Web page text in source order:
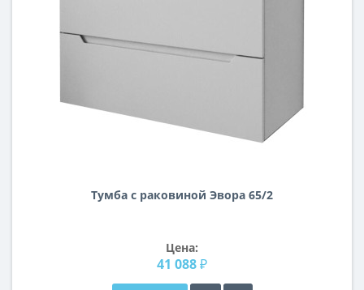
Тумба с раковиной Эвора 65/2
Цена:
41 088 ₽